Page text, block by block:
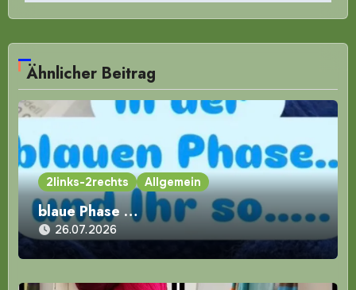
Ähnlicher Beitrag
2links-2rechts Allgemein
blaue Phase …
26.07.2026